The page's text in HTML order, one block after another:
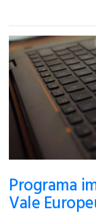
Programa
Vale